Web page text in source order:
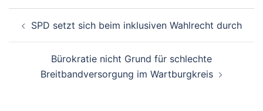
Navigation
SPD setzt sich beim inklusiven Wahlrecht durch
Bürokratie nicht Grund für schlechte
Breitbandversorgung im Wartburgkreis